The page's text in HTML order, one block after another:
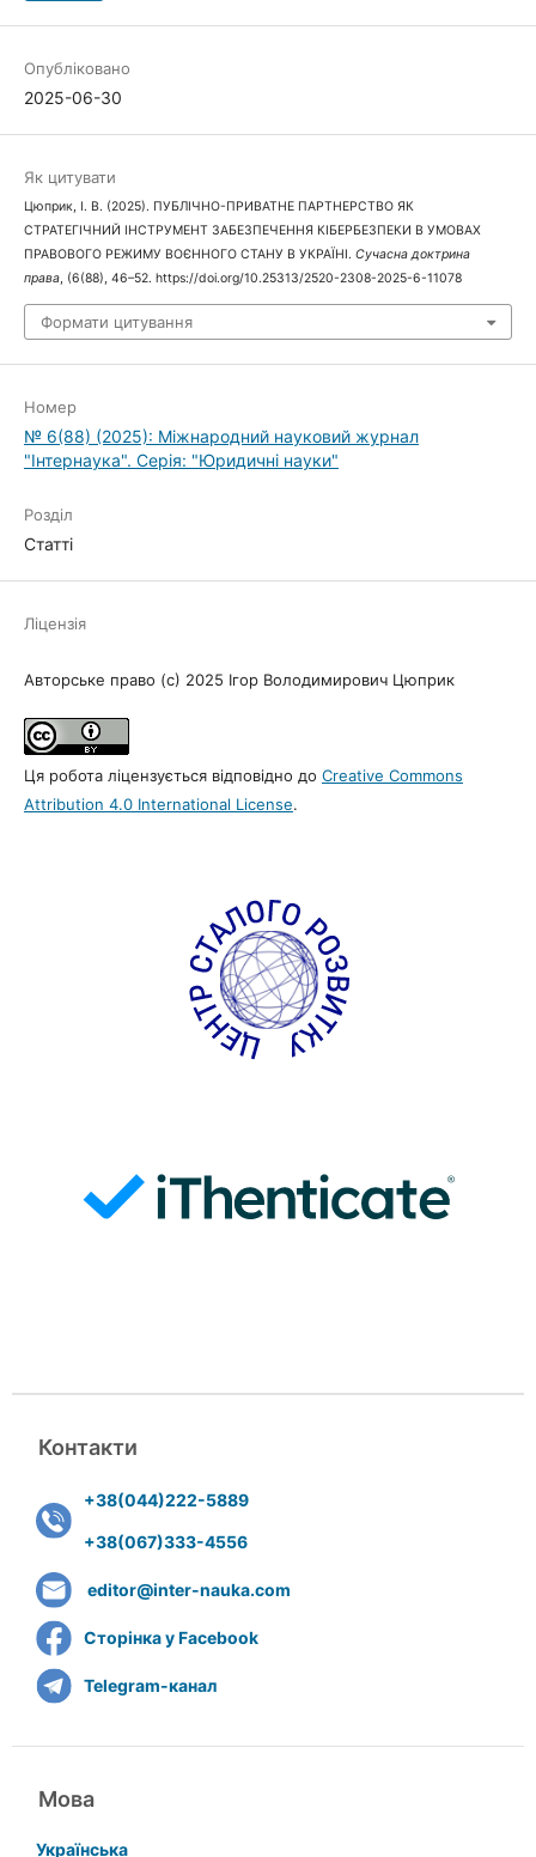
Опубліковано
2025-06-30
Як цитувати
Цюприк, І. В. (2025). ПУБЛІЧНО-ПРИВАТНЕ ПАРТНЕРСТВО ЯК
СТРАТЕГІЧНИЙ ІНСТРУМЕНТ ЗАБЕЗПЕЧЕННЯ КІБЕРБЕЗПЕКИ В УМОВАХ
ПРАВОВОГО РЕЖИМУ ВОЄННОГО СТАНУ В УКРАЇНІ. Сучасна доктрина
права, (6(88), 46–52. https://doi.org/10.25313/2520-2308-2025-6-11078
Формати цитування
Номер
№ 6(88) (2025): Міжнародний науковий журнал
"Інтернаука". Серія: "Юридичні науки"
Розділ
Статті
Ліцензія
Авторське право (c) 2025 Ігор Володимирович Цюприк
Ця робота ліцензується відповідно до Creative Commons
Attribution 4.0 International License.
Контакти
+38(044)222-5889
+38(067)333-4556
editor@inter-nauka.com
Сторінка у Facebook
Telegram-канал
Мова
Українська